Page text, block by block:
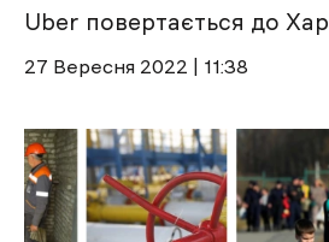
Uber повертається до
27 Вересня 2022 | 11:38